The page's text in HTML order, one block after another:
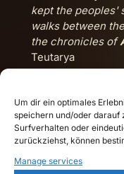
Um dir ein optimales
speichern und/oder darauf
Surfverhalten oder
zurückziehst, können
Manage services
kept the peoples'
walks between
the chronicles of
Teutarya
Quick Links
Shop
Lore Guide: Welcome